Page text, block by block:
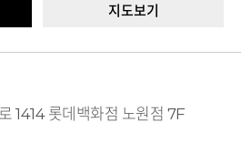
지도보기
1414 롯데백화점 노원점 7F